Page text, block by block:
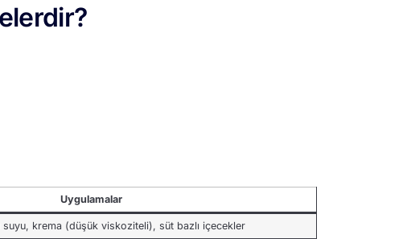
Uygulamalar
suyu, krema (düşük viskoziteli), süt bazlı içecekler